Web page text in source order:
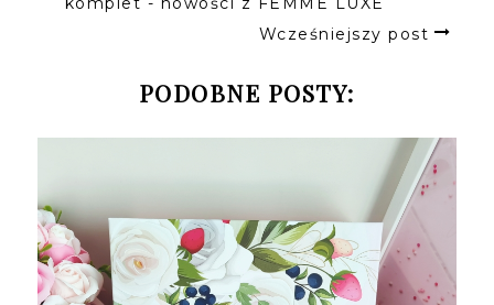
Wcześniejszy post
PODOBNE POSTY: